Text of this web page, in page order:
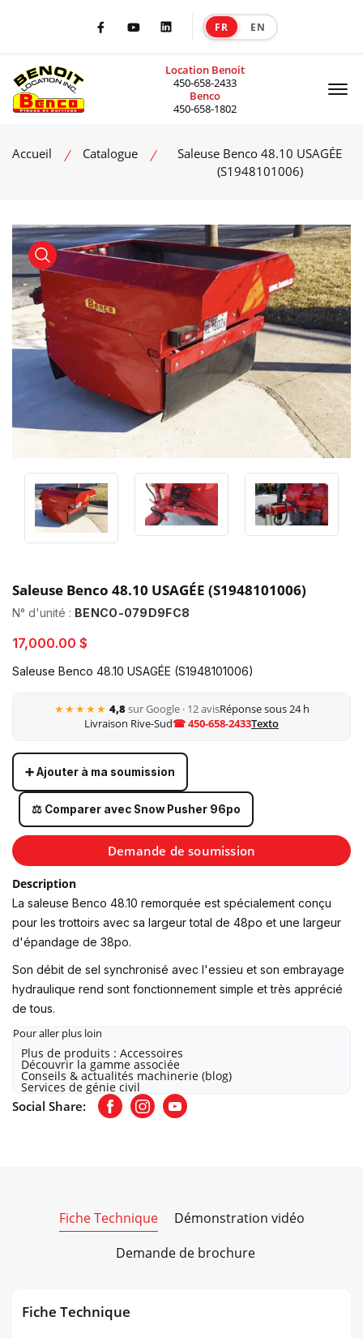
FacebookYoutubeLinkedIn FR EN
Location Benoit
450-658-2433
Benco
450-658-1802
Accueil Catalogue
Saleuse Benco 48.10 USAGÉE
(S1948101006)
product view
Saleuse Benco 48.10 USAGÉE (S1948101006)
N° d'unité : BENCO-079D9FC8
17,000.00 $
Saleuse Benco 48.10 USAGÉE (S1948101006)
★★★★★ 4,8 sur Google · 12 avisRéponse sous 24 h
Livraison Rive-Sud☎ 450-658-2433Texto
➕ Ajouter à ma soumission
⚖️ Comparer avec Snow Pusher 96po
Demande de soumission
Description
La saleuse Benco 48.10 remorquée est spécialement conçu
pour les trottoirs avec sa largeur total de 48po et une largeur
d'épandage de 38po.
Son débit de sel synchronisé avec l'essieu et son embrayage
hydraulique rend sont fonctionnement simple et très apprécié
de tous.
Pour aller plus loin
Plus de produits : Accessoires
Découvrir la gamme associée
Conseils & actualités machinerie (blog)
Services de génie civil
Social Share: FacebookInstagramYoutube
Fiche Technique
Démonstration vidéo
Demande de brochure
Fiche Technique